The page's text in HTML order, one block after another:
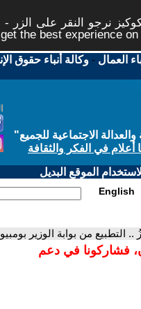
نرجو النقر على الزر
the best experience
العمال -وكالة أنباء حقوق
الاجتماعية للجميع"
في الفكر والثقافة
الموقع البديل
English
من بوابة الوزير
فشاركونا في دعم